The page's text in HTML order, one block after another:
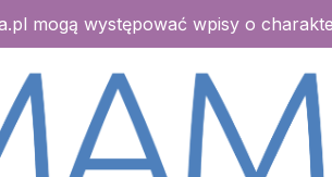
mogą występować wpisy o